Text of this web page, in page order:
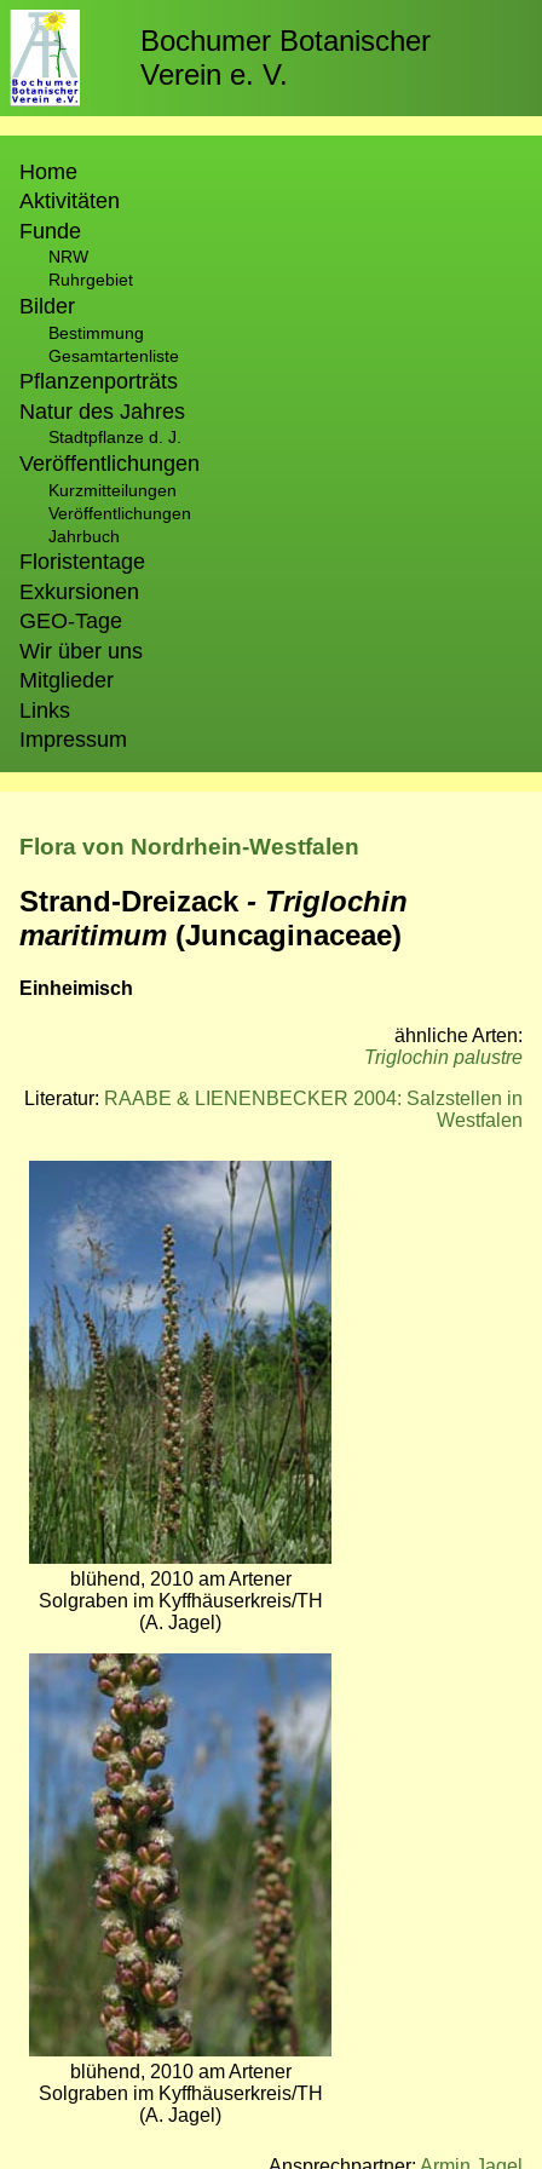
Direkt
zum
Inhalt
Bochumer Botanischer
Verein e. V.
Home
Aktivitäten
Funde
NRW
Ruhrgebiet
Bilder
Bestimmung
Gesamtartenliste
Pflanzenporträts
Natur des Jahres
Stadtpflanze d. J.
Veröffentlichungen
Kurzmitteilungen
Veröffentlichungen
Jahrbuch
Floristentage
Exkursionen
GEO-Tage
Wir über uns
Mitglieder
Links
Impressum
Flora von Nordrhein-Westfalen
Strand-Dreizack - Triglochin
maritimum (Juncaginaceae)
Einheimisch
ähnliche Arten:
Triglochin palustre
Literatur: RAABE & LIENENBECKER 2004: Salzstellen in
Westfalen
blühend, 2010 am Artener
Solgraben im Kyffhäuserkreis/TH
(A. Jagel)
Bild
blühend, 2010 am Artener
Solgraben im Kyffhäuserkreis/TH
(A. Jagel)